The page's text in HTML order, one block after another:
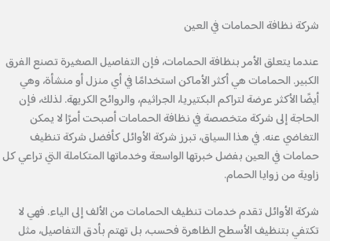
شركة نظافة الحمامات في العين
عندما يتعلق الأمر بنظافة الحمامات، فإن التفاصيل الصغيرة تصنع الفرق
الكبير. الحمامات هي أكثر الأماكن استخدامًا في أي منزل أو منشأة، وهي
أيضًا الأكثر عرضة لتراكم البكتيريا، الجراثيم، والروائح الكريهة. لذلك، فإن
الحاجة إلى شركة متخصصة في نظافة الحمامات أصبحت أمرًا لا يمكن
التغاضي عنه. في هذا السياق، تبرز شركة الأوائل كأفضل شركة تنظيف
حمامات في العين بفضل خبرتها الواسعة وخدماتها المتكاملة التي تراعي كل
زاوية من زوايا الحمام.
شركة الأوائل تقدم خدمات تنظيف الحمامات من الألف إلى الياء. فهي لا
تكتفي بتنظيف الأسطح الظاهرة فحسب، بل تهتم بأدق التفاصيل، مثل